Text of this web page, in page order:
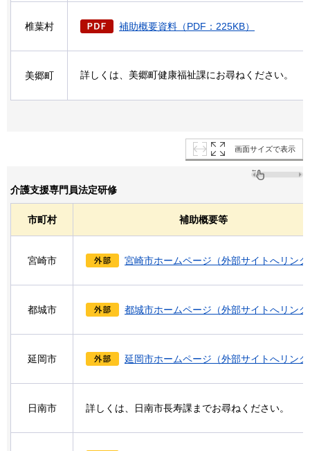
椎葉村 補助概要資料（PDF：225KB）
美郷町 詳しくは、美郷町健康福祉課にお尋ねください。
画面サイズで表示
介護支援専門員法定研修
市町村 補助概要等
宮崎市 宮崎市ホームページ（外部サイトへリン
都城市 都城市ホームページ（外部サイトへリン
延岡市 延岡市ホームページ（外部サイトへリン
日南市 詳しくは、日南市長寿課までお尋ねください。